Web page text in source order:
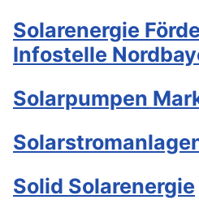
Solarenergie
Infostelle
Solarpumpen
Solid Solarenergie